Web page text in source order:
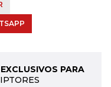
PARA